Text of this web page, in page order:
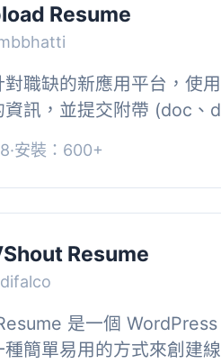
Resume
職缺的新應用平台，使
資訊，並提交附帶 (doc、
·安裝：600+
Resume
是一個 WordPress
種簡單易用的方式來創建